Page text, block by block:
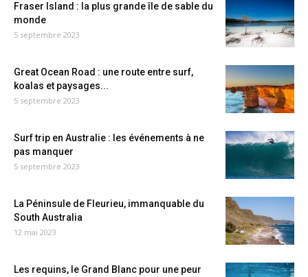
Fraser Island : la plus grande île de sable du
monde
5 septembre 2023
Great Ocean Road : une route entre surf,
koalas et paysages...
5 septembre 2023
Surf trip en Australie : les événements à ne
pas manquer
5 septembre 2023
La Péninsule de Fleurieu, immanquable du
South Australia
12 mai 2023
Les requins, le Grand Blanc pour une peur